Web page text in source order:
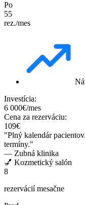
Po
55
rez./mes
Investícia:
6 000€/mes
Cena za rezerváciu:
109€
"Plný kalendár
termíny."
— Zubná klinika
💅 Kozmetický salón
8
rezervácií mesačne